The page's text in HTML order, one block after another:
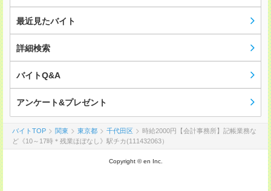
最近見たバイト
詳細検索
バイトQ&A
アンケート&プレゼント
バイトTOP 関東 東京都 千代田区
時給2000円【会計事務所】記帳業務な
ど《10～17時＊残業ほぼなし》駅チカ(111432063）
Copyright © en Inc.